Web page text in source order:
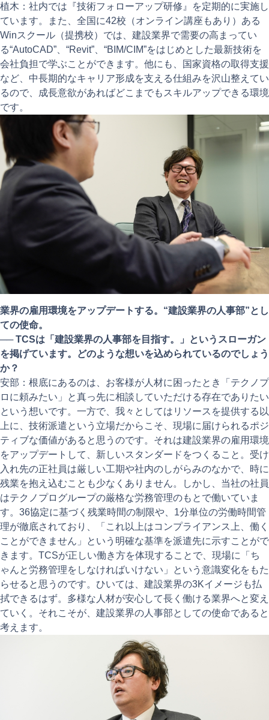
植木：社内では『技術フォローアップ研修』を定期的に実施し
ています。また、全国に42校（オンライン講座もあり）ある
Winスクール（提携校）では、建設業界で需要の高まってい
る“AutoCAD”、“Revit”、“BIM/CIM”をはじめとした最新技術を
会社負担で学ぶことができます。他にも、国家資格の取得支援
など、中長期的なキャリア形成を支える仕組みを沢山整えてい
るので、成長意欲があればどこまでもスキルアップできる環境
です。
業界の雇用環境をアップデートする。“建設業界の人事部”とし
ての使命。
──TCSは「建設業界の人事部を目指す。」というスローガン
を掲げています。どのような想いを込められているのでしょう
か？
安部：根底にあるのは、お客様が人材に困ったとき「テクノプ
ロに頼みたい」と真っ先に相談していただける存在でありたい
という想いです。一方で、我々としてはリソースを提供する以
上に、技術派遣という立場だからこそ、現場に届けられるポジ
ティブな価値があると思うのです。それは建設業界の雇用環境
をアップデートして、新しいスタンダードをつくること。受け
入れ先の正社員は厳しい工期や社内のしがらみのなかで、時に
残業を抱え込むことも少なくありません。しかし、当社の社員
はテクノプログループの厳格な労務管理のもとで働いていま
す。36協定に基づく残業時間の制限や、1分単位の労働時間管
理が徹底されており、「これ以上はコンプライアンス上、働く
ことができません」という明確な基準を派遣先に示すことがで
きます。TCSが正しい働き方を体現することで、現場に「ち
ゃんと労務管理をしなければいけない」という意識変化をもた
らせると思うのです。ひいては、建設業界の3Kイメージも払
拭できるはず。多様な人材が安心して長く働ける業界へと変え
ていく。それこそが、建設業界の人事部としての使命であると
考えます。